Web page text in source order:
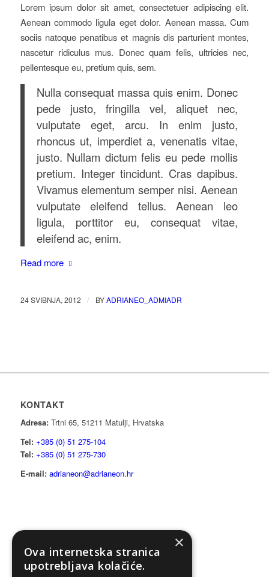
Lorem ipsum dolor sit amet, consectetuer adipiscing elit.
Aenean commodo ligula eget dolor. Aenean massa. Cum
sociis natoque penatibus et magnis dis parturient montes,
nascetur ridiculus mus. Donec quam felis, ultricies nec,
pellentesque eu, pretium quis, sem.
Nulla consequat massa quis enim. Donec
pede justo, fringilla vel, aliquet nec,
vulputate eget, arcu. In enim justo,
rhoncus ut, imperdiet a, venenatis vitae,
justo. Nullam dictum felis eu pede mollis
pretium. Integer tincidunt. Cras dapibus.
Vivamus elementum semper nisi. Aenean
vulputate eleifend tellus. Aenean leo
ligula, porttitor eu, consequat vitae,
eleifend ac, enim.
Read more
24 SVIBNJA, 2012 / BYADRIANEO_ADMIADR
KONTAKT
Adresa:Trtni 65, 51211 Matulji, Hrvatska
Tel: +385 (0) 51 275-104
Tel: +385 (0) 51 275-730
E-mail: adrianeon@adrianeon.hr
OIB: 13326375086
MB: 03658104
×
Ova internetska stranica
upotrebljava kolačiće.